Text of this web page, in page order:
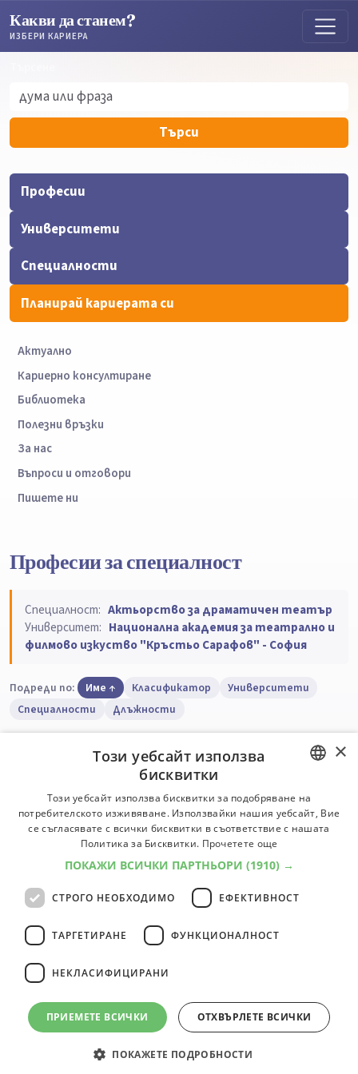
Какви да станем?
ИЗБЕРИ КАРИЕРА
Търси
Професии
Университети
Специалности
Планирай кариерата си
Актуално
Кариерно консултиране
Библиотека
Полезни връзки
За нас
Въпроси и отговори
Пишете ни
Професии за специалност
Специалност: Актьорство за драматичен театър
Университет: Национална академия за театрално и
филмово изкуство "Кръстьо Сарафов" - София
Подреди по: Име Класификатор
Университети
Специалности
Длъжности
1
Актьор
Играе роли на сцена, в телевизионни, радио-, видео-
филмови и други продукции.. Интерпретира сериозни
или комични роли като използва реч, жестове или
Класификатор:2455Университети:5Специалности:8
професии
© 2000-2026 ФБО. Всички права запазени.
BULGARIAN
ENGLISH
×
Този уебсайт използва
бисквитки
Този уебсайт използва бисквитки за подобряване на
потребителското изживяване. Използвайки нашия уебсайт, Вие
се съгласявате с всички бисквитки в съответствие с нашата
Политика за Бисквитки. Прочетете още
ПОКАЖИ ВСИЧКИ ПАРТНЬОРИ (1910) →
СТРОГО НЕОБХОДИМО ЕФЕКТИВНОСТ
ТАРГЕТИРАНЕ ФУНКЦИОНАЛНОСТ
НЕКЛАСИФИЦИРАНИ
ПРИЕМЕТЕ ВСИЧКИ ОТХВЪРЛЕТЕ ВСИЧКИ
ПОКАЖЕТЕ ПОДРОБНОСТИ